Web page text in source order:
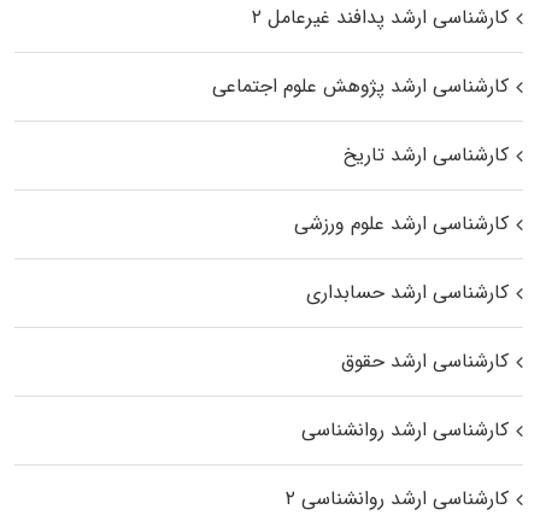
کارشناسی ارشد پدافند غیرعامل ۲
کارشناسی ارشد پژوهش علوم اجتماعی
کارشناسی ارشد تاریخ
کارشناسی ارشد علوم ورزشی
کارشناسی ارشد حسابداری
کارشناسی ارشد حقوق
کارشناسی ارشد روانشناسی
کارشناسی ارشد روانشناسی ۲